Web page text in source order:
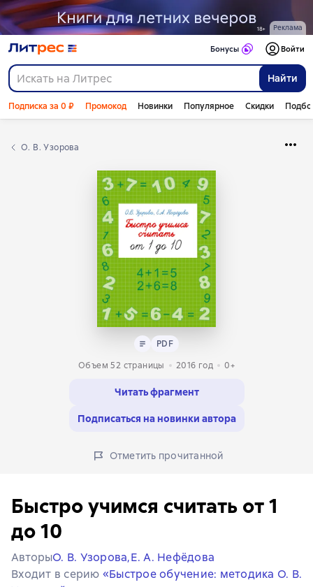
Реклама
Найти
Бонусы Войти
Подписка за 0 ₽ Промокод Новинки Популярное Скидки
О. В. Узорова
Текст PDF
PDF
Объем 52 страницы
2016 год 0+
Читать фрагмент
Подписаться на новинки автора
Отметить прочитанной
Быстро учимся считать от 1
до 10
АвторыО. В. Узорова,Е. А. Нефёдова
Входит в серию «Быстрое обучение: методика О. В.